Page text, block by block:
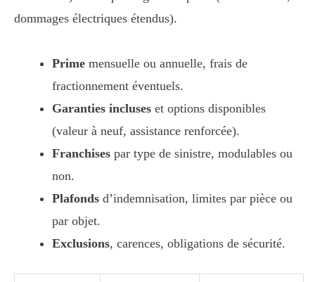
dommages électriques étendus).
Prime mensuelle ou annuelle, frais de
fractionnement éventuels.
Garanties incluses et options disponibles
(valeur à neuf, assistance renforcée).
Franchises par type de sinistre, modulables ou
non.
Plafonds d’indemnisation, limites par pièce ou
par objet.
Exclusions, carences, obligations de sécurité.